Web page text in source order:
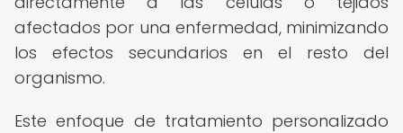
afectados por una enfermedad, minimizando
los efectos secundarios en el resto del
organismo.
Este enfoque de tratamiento personalizado